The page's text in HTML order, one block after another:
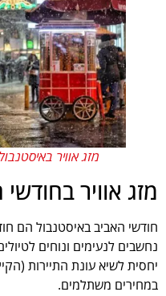
מזג אוויר
מזג אוויר
חודשי האביב באיסטנבול הם
נחשבים לנעימים ונוחים
יחסית לשיא עונת התיירות
במחירים משתלמים.